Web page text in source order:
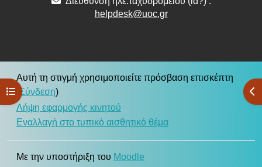
Άνοιγμα ευρετηρίου μαθήματος
helpdesk@uoc.gr
Αυτή τη στιγμή χρησιμοποιείτε πρόσβαση επισκέπτη
Σύνδεση)
Λήψη εφαρμογής κινητού
Εναλλαγή στο τυπικό αισθητικό θέμα
Με την υποστήριξη του Moodle